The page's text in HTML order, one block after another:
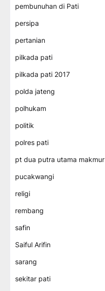
pembunuhan di Pati
persipa
pertanian
pilkada pati
pilkada pati 2017
polda jateng
polhukam
politik
polres pati
pt dua putra utama makmur
pucakwangi
religi
rembang
safin
Saiful Arifin
sarang
sekitar pati